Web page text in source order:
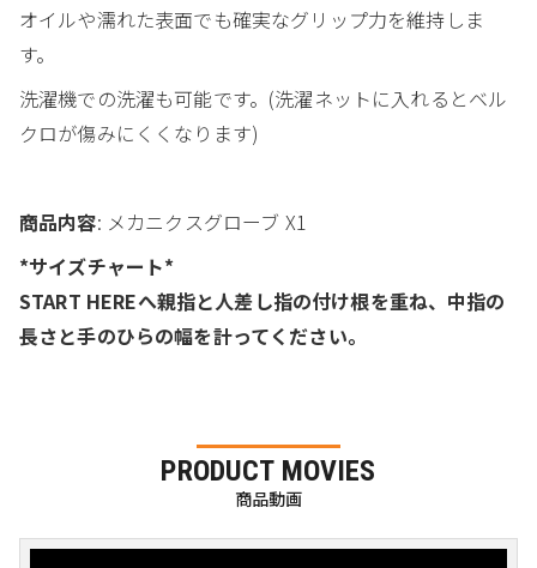
オイルや濡れた表面でも確実なグリップ力を維持しま
す。
洗濯機での洗濯も可能です。(洗濯ネットに入れるとベル
クロが傷みにくくなります)
商品内容: メカニクスグローブ X1
*サイズチャート*
START HEREへ親指と人差し指の付け根を重ね、中指の
長さと手のひらの幅を計ってください。
PRODUCT MOVIES
商品動画